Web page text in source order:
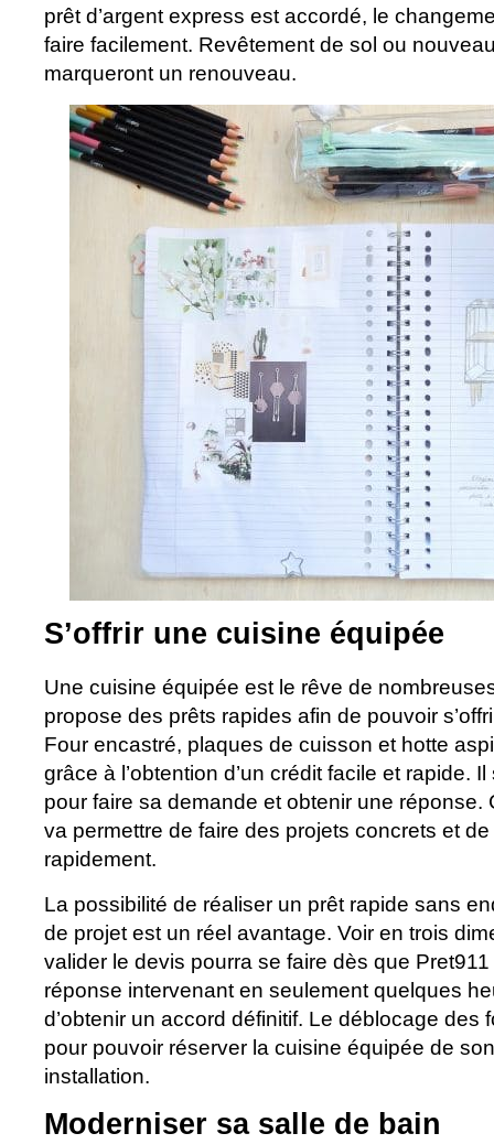
prêt d’argent express est accordé, le
faire facilement. Revêtement de sol ou
marqueront un renouveau.
S’offrir une cuisine équipée
Une cuisine équipée est le rêve de
propose des prêts rapides afin de pouvoir
Four encastré, plaques de cuisson et hotte
grâce à l’obtention d’un crédit facile et rapide.
pour faire sa demande et obtenir une réponse.
va permettre de faire des projets concrets et
rapidement.
La possibilité de réaliser un prêt rapide sans
de projet est un réel avantage. Voir en trois
valider le devis pourra se faire dès que
réponse intervenant en seulement quelques
d’obtenir un accord définitif. Le déblocage des
pour pouvoir réserver la cuisine équipée de
installation.
Moderniser sa salle de bain